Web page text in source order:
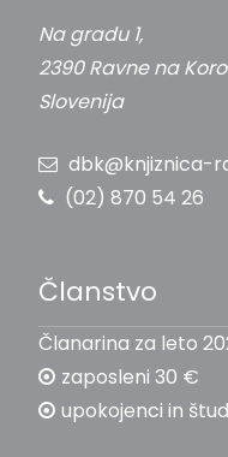
Na gradu 1,
2390 Ravne na
Slovenija
dbk@knjiznica-
(02) 870 54 26
Članstvo
Članarina za leto
zaposleni 30 €
upokojenci in